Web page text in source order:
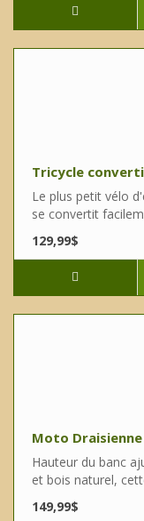
Tricycle
Le plus petit vélo
se convertit
129,99$
Moto
Hauteur du banc
et bois naturel,
149,99$